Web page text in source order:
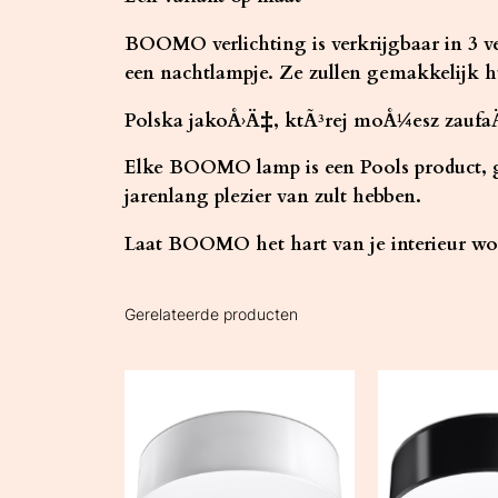
BOOMO verlichting is verkrijgbaar in 3
een nachtlampje. Ze zullen gemakkelijk
Polska jakoÅ›Ä‡, ktÃ³rej moÅ¼esz
Elke BOOMO lamp is een Pools
jarenlang plezier van zult hebben.
Laat BOOMO het hart van je interieur
Gerelateerde producten